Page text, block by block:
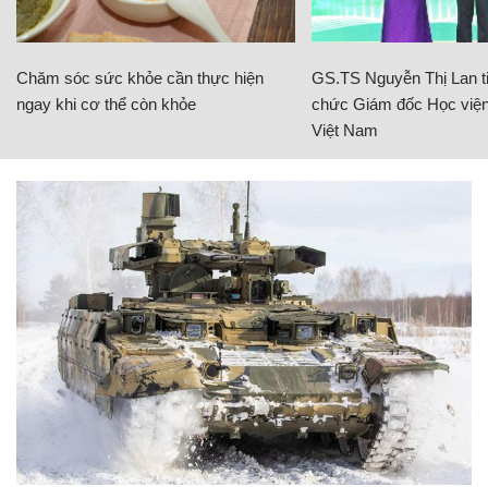
Chăm sóc sức khỏe cần thực hiện
ngay khi cơ thể còn khỏe
GS.TS Nguyễn Thị Lan
chức Giám đốc Học
Việt Nam